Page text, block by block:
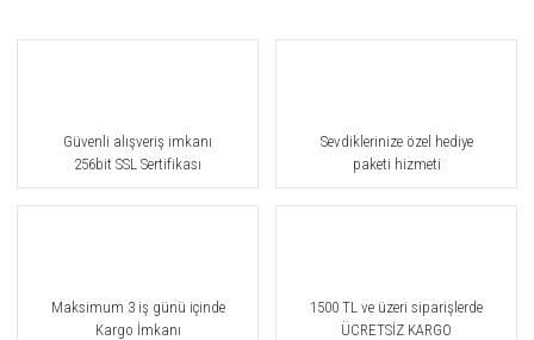
Güvenli alışveriş imkanı
256bit SSL Sertifikası
Sevdiklerinize özel hediye
paketi hizmeti
Maksimum 3 iş günü içinde
Kargo İmkanı
1500 TL ve üzeri siparişlerde
ÜCRETSİZ KARGO